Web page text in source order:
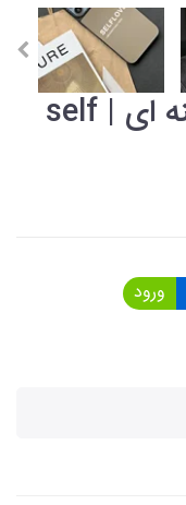
قاب موبایل سفارشی آینه ای | self
ورود